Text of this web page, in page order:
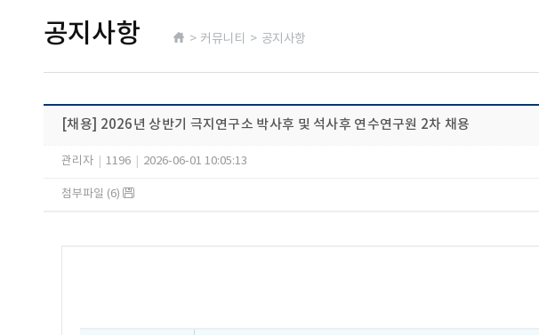
공지사항 > 커뮤니티 > 공지사항
[채용] 2026년 상반기 극지연구소 박사후 및 석사후 연수연구원 2차 채용
관리자 1196 2026-06-01 10:05:13
첨부파일 (6)